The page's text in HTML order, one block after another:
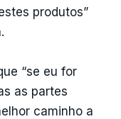
produtos”
“se eu for
as partes
caminho a